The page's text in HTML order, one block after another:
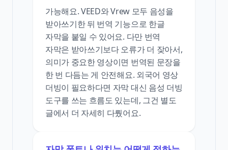
가능해요. VEED와 Vrew 모두 음성을
받아쓰기한 뒤 번역 기능으로 한글
자막을 붙일 수 있어요. 다만 번역
자막은 받아쓰기보다 오류가 더 잦아서,
의미가 중요한 영상이면 번역된 문장을
한 번 다듬는 게 안전해요. 외국어 영상
더빙이 필요하다면 자막 대신 음성 더빙
도구를 쓰는 흐름도 있는데, 그건 별도
글에서 더 자세히 다뤘어요.